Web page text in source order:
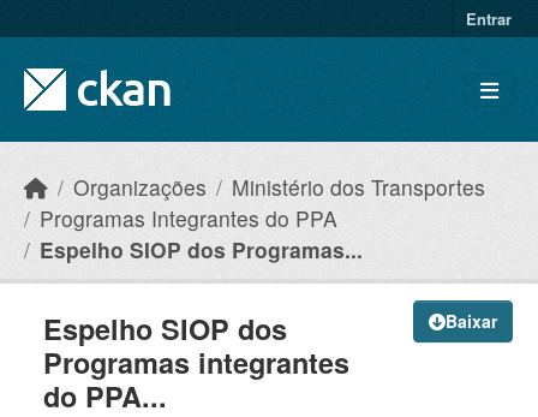
Entrar
Organizações
Ministério dos Transportes
Programas Integrantes do PPA
Espelho SIOP dos Programas...
Baixar
Espelho SIOP dos
Programas integrantes
do PPA...